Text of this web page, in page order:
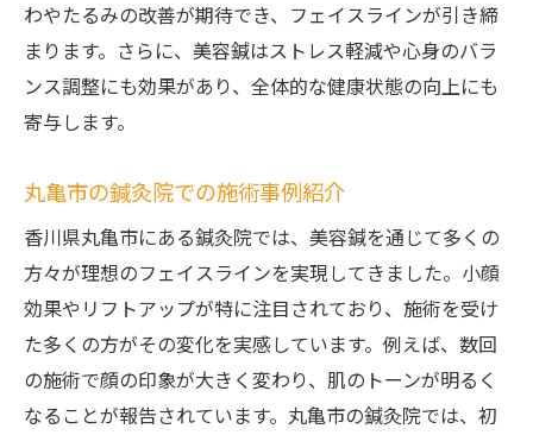
わやたるみの改善が期待でき、フェイスラインが引き締
まります。さらに、美容鍼はストレス軽減や心身のバラ
ンス調整にも効果があり、全体的な健康状態の向上にも
寄与します。
丸亀市の鍼灸院での施術事例紹介
香川県丸亀市にある鍼灸院では、美容鍼を通じて多くの
方々が理想のフェイスラインを実現してきました。小顔
効果やリフトアップが特に注目されており、施術を受け
た多くの方がその変化を実感しています。例えば、数回
の施術で顔の印象が大きく変わり、肌のトーンが明るく
なることが報告されています。丸亀市の鍼灸院では、初